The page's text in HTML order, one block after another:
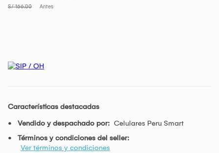
S/ 166.00 Antes
Características destacadas
Vendido y despachado por: Celulares Peru Smart
Términos y condiciones del seller:
Ver términos y condiciones